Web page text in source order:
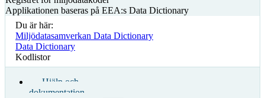
Applikationen baseras på EEA:s Data Dictionary
Du är här:
Miljödatasamverkan Data Dictionary
Data Dictionary
Kodlistor
Hjälp och
dokumentation